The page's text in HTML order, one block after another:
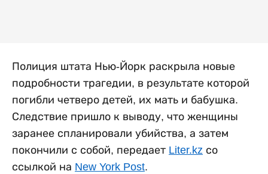
Полиция штата Нью-Йорк раскрыла новые
подробности трагедии, в результате которой
погибли четверо детей, их мать и бабушка.
Следствие пришло к выводу, что женщины
заранее спланировали убийства, а затем
покончили с собой, передает Liter.kz со
ссылкой на New York Post.